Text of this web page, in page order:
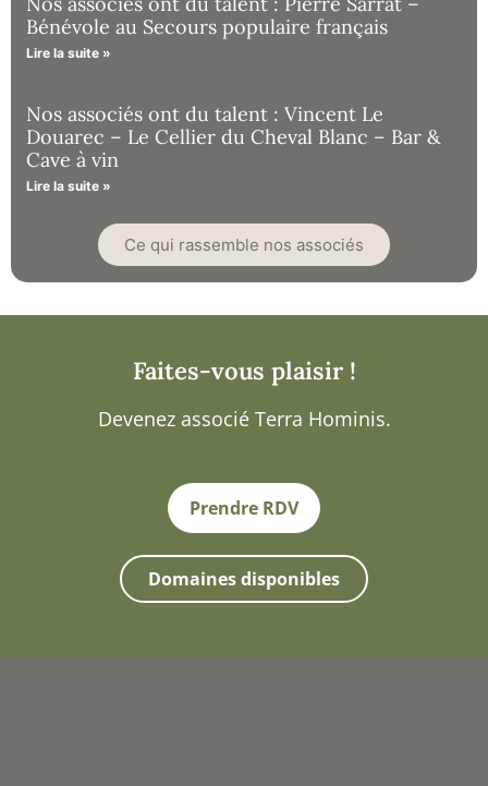
Bénévole au Secours populaire français
Lire la suite »
Nos associés ont du talent : Vincent Le
Douarec – Le Cellier du Cheval Blanc – Bar &
Cave à vin
Lire la suite »
Ce qui rassemble nos associés
Faites-vous plaisir !
Devenez associé Terra Hominis.
Prendre RDV
Domaines disponibles